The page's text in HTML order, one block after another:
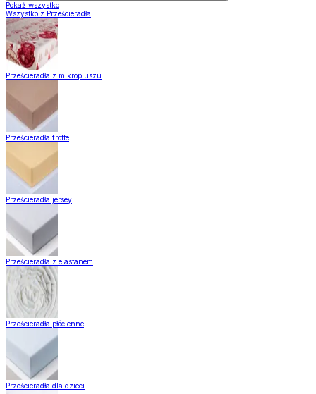
Pokaż wszystko
Wszystko z Prześcieradła
Prześcieradła z mikropluszu
Prześcieradła frotte
Prześcieradła jersey
Prześcieradła z elastanem
Prześcieradła płócienne
Prześcieradła dla dzieci